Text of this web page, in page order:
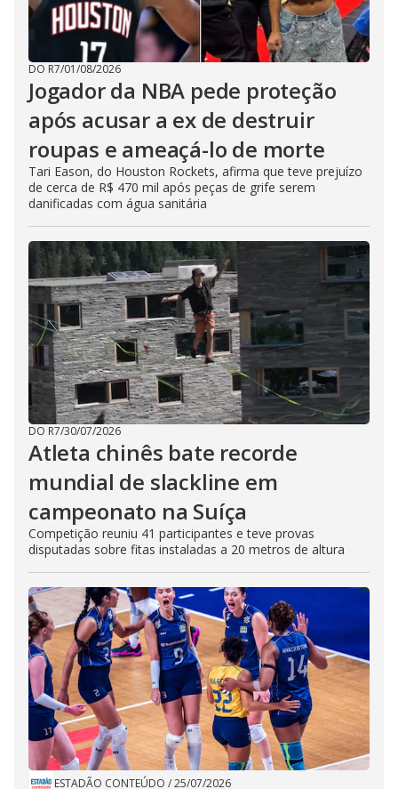
DO R7/01/08/2026
Jogador da NBA pede proteção
após acusar a ex de destruir
roupas e ameaçá-lo de morte
Tari Eason, do Houston Rockets, afirma que teve prejuízo
de cerca de R$ 470 mil após peças de grife serem
danificadas com água sanitária
DO R7/30/07/2026
Atleta chinês bate recorde
mundial de slackline em
campeonato na Suíça
Competição reuniu 41 participantes e teve provas
disputadas sobre fitas instaladas a 20 metros de altura
ESTADÃO CONTEÚDO /25/07/2026